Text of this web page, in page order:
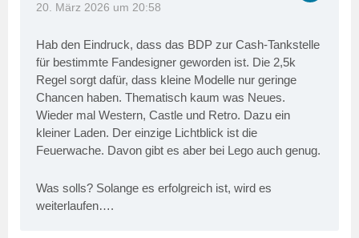
20. März 2026 um 20:58
Hab den Eindruck, dass das BDP zur Cash-Tankstelle
für bestimmte Fandesigner geworden ist. Die 2,5k
Regel sorgt dafür, dass kleine Modelle nur geringe
Chancen haben. Thematisch kaum was Neues.
Wieder mal Western, Castle und Retro. Dazu ein
kleiner Laden. Der einzige Lichtblick ist die
Feuerwache. Davon gibt es aber bei Lego auch genug.
Was solls? Solange es erfolgreich ist, wird es
weiterlaufen….